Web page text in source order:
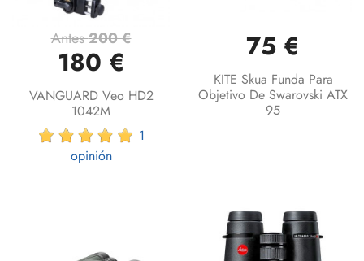
Antes200 €
180 €
VANGUARD Veo HD2
1042M
1
opinión
75 €
KITE Skua Funda Para
Objetivo De Swarovski ATX
95